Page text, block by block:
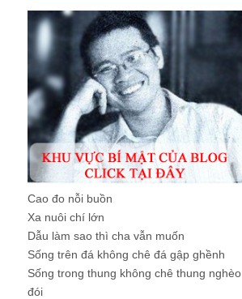
Cao đo nỗi buồn
Xa nuôi chí lớn
Dẫu làm sao thì cha vẫn muốn
Sống trên đá không chê đá gập ghềnh
Sống trong thung không chê thung nghèo
đói